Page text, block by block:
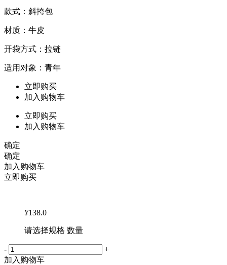
款式：斜挎包
材质：牛皮
开袋方式：拉链
适用对象：青年
立即购买
加入购物车
立即购买
加入购物车
确定
确定
加入购物车
立即购买
¥138.0
请选择规格 数量
-
+
加入购物车